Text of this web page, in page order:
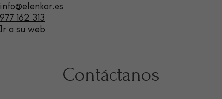
info@elenkar.es
977 162 313
Ir a su web
Contáctanos